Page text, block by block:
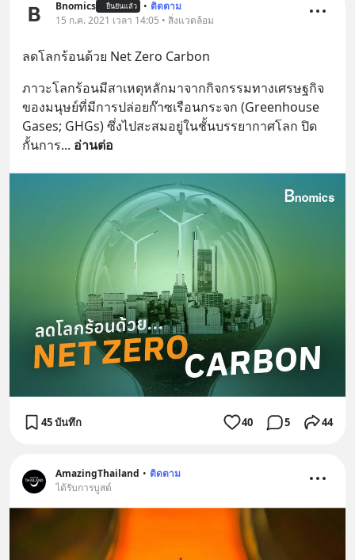
Bnomics ยืนยันแล้ว • ติดตาม
15 ก.ค. 2021 เวลา 14:05 • สิ่งแวดล้อม
ลดโลกร้อนด้วย Net Zero Carbon
ภาวะโลกร้อนมีสาเหตุหลักมาจากกิจกรรมทางเศรษฐกิจ
ของมนุษย์ที่มีการปล่อยก๊าซเรือนกระจก (Greenhouse
Gases; GHGs) ซึ่งไปสะสมอยู่ในชั้นบรรยากาศโลก ปิด
กั้นการ... อ่านต่อ
45 บันทึก 40 5 44
AmazingThailand • ติดตาม
ได้รับการบูสต์